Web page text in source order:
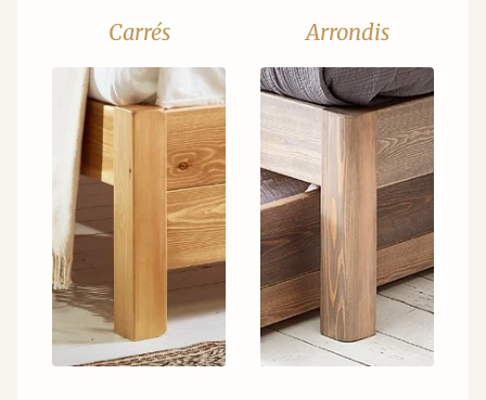
Carrés Arrondis